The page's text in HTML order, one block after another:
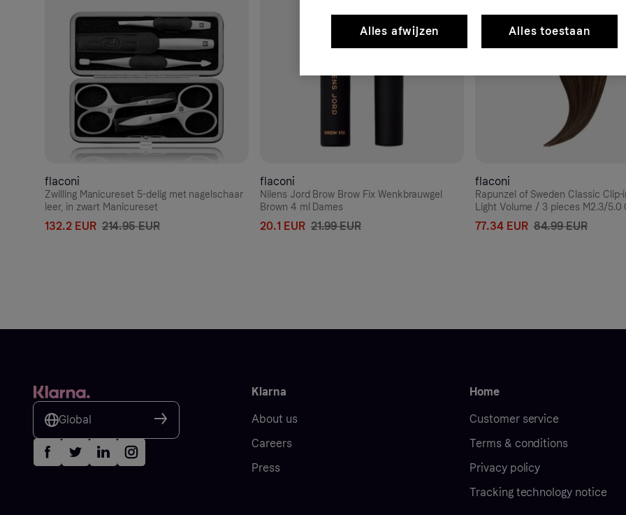
flaconi
Zwilling Manicureset 5-delig met nagelschaar
leer, in zwart Manicureset
132.2 EUR 214.95 EUR
flaconi
Nilens Jord Brow Brow Fix Wenkbrauwgel
Brown 4 ml Dames
20.1 EUR 21.99 EUR
flaconi
Rapunzel of Sweden Classic
Light Volume / 3 pieces M2.3/5.0
Mix 40 cm Hair extensions 52.5 g
77.34 EUR 84.99 EUR
Global
Klarna
About us
Careers
Press
Home
Customer service
Terms & conditions
Privacy policy
Tracking technology notice
Alles afwijzen Alles toestaan